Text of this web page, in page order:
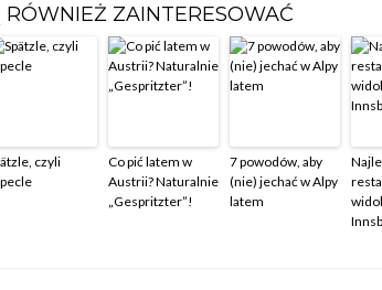
RÓWNIEŻ ZAINTERESOWAĆ
czyli
Co pić latem w
Austrii? Naturalnie
„Gespritzter”!
7 powodów, aby
(nie) jechać w Alpy
latem